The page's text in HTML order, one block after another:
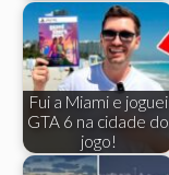
Fui a Miami e joguei
GTA 6 na cidade do
jogo!